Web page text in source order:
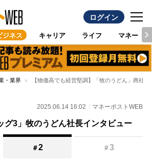
ログイン
ジネス キャリア ライフ マネー
・業界 【物価高でも経営堅調】「牧のうどん」商社
2025.06.14 16:02 マネーポストWEB
グ3」牧のうどん社長インタビュー
＃2 ＃3